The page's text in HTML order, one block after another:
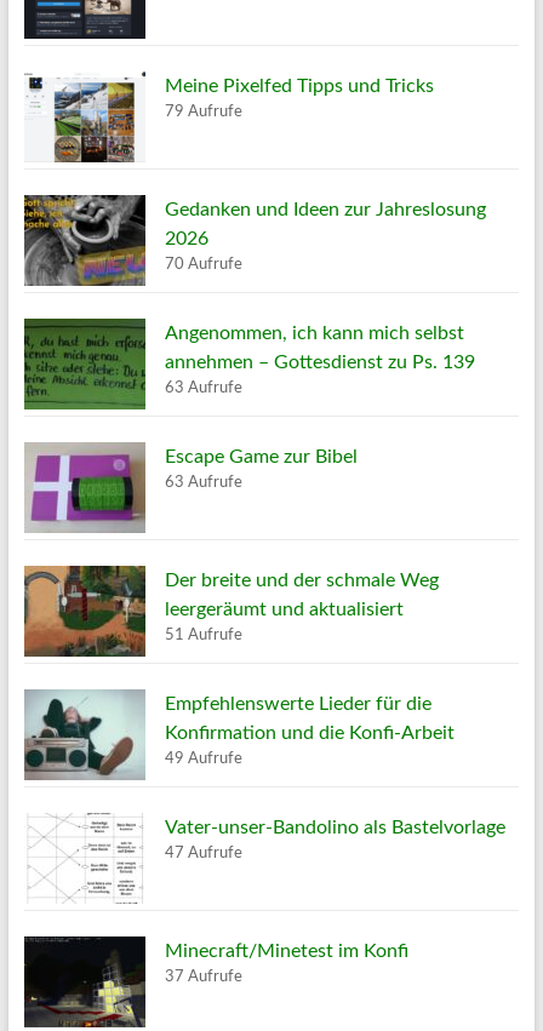
Meine Pixelfed Tipps und Tricks
79 Aufrufe
Gedanken und Ideen zur Jahreslosung
2026
70 Aufrufe
Angenommen, ich kann mich selbst
annehmen – Gottesdienst zu Ps. 139
63 Aufrufe
Escape Game zur Bibel
63 Aufrufe
Der breite und der schmale Weg
leergeräumt und aktualisiert
51 Aufrufe
Empfehlenswerte Lieder für die
Konfirmation und die Konfi-Arbeit
49 Aufrufe
Vater-unser-Bandolino als Bastelvorlage
47 Aufrufe
Minecraft/Minetest im Konfi
37 Aufrufe